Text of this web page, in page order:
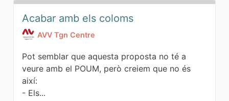
Acabar amb els coloms
AVV Tgn Centre
Pot semblar que aquesta proposta no té a
veure amb el POUM, però creiem que no és
així:
- Els...